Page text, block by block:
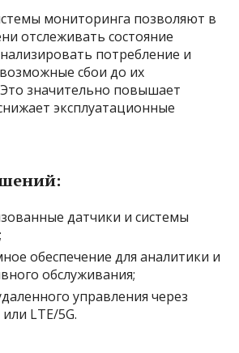
мониторинга позволяют в
отслеживать состояние
потребление и
сбои до их
значительно повышает
эксплуатационные
датчики и системы
обеспечение для аналитики и
обслуживания;
управления через
LTE/5G.